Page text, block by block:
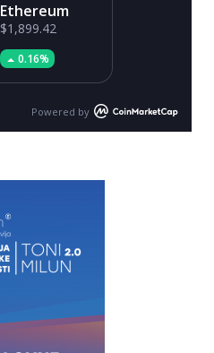
Ethereum
$1,899.42
0.16%
Powered by